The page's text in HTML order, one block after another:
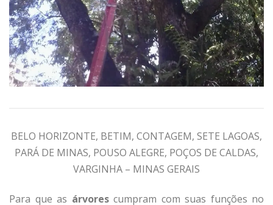
BELO HORIZONTE, BETIM, CONTAGEM, SETE LAGOAS,
PARÁ DE MINAS, POUSO ALEGRE, POÇOS DE CALDAS,
VARGINHA – MINAS GERAIS
Para que as árvores cumpram com suas funções no